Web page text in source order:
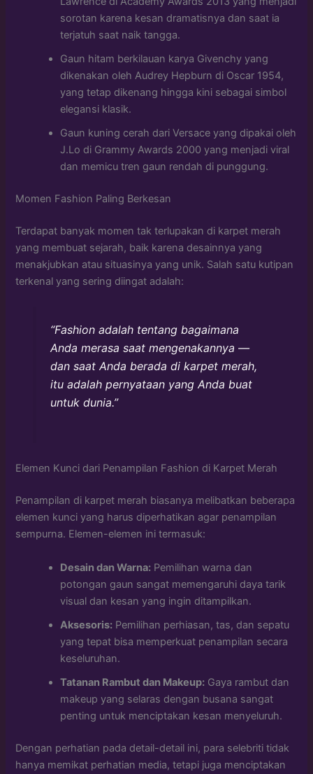
sorotan karena kesan dramatisnya dan saat ia
terjatuh saat naik tangga.
Gaun hitam berkilauan karya Givenchy yang
dikenakan oleh Audrey Hepburn di Oscar 1954,
yang tetap dikenang hingga kini sebagai simbol
elegansi klasik.
Gaun kuning cerah dari Versace yang dipakai oleh
J.Lo di Grammy Awards 2000 yang menjadi viral
dan memicu tren gaun rendah di punggung.
Momen Fashion Paling Berkesan
Terdapat banyak momen tak terlupakan di karpet merah
yang membuat sejarah, baik karena desainnya yang
menakjubkan atau situasinya yang unik. Salah satu kutipan
terkenal yang sering diingat adalah:
“Fashion adalah tentang bagaimana
Anda merasa saat mengenakannya —
dan saat Anda berada di karpet merah,
itu adalah pernyataan yang Anda buat
untuk dunia.”
Elemen Kunci dari Penampilan Fashion di Karpet Merah
Penampilan di karpet merah biasanya melibatkan beberapa
elemen kunci yang harus diperhatikan agar penampilan
sempurna. Elemen-elemen ini termasuk:
Desain dan Warna: Pemilihan warna dan
potongan gaun sangat memengaruhi daya tarik
visual dan kesan yang ingin ditampilkan.
Aksesoris: Pemilihan perhiasan, tas, dan sepatu
yang tepat bisa memperkuat penampilan secara
keseluruhan.
Tatanan Rambut dan Makeup: Gaya rambut dan
makeup yang selaras dengan busana sangat
penting untuk menciptakan kesan menyeluruh.
Dengan perhatian pada detail-detail ini, para selebriti tidak
hanya memikat perhatian media, tetapi juga menciptakan